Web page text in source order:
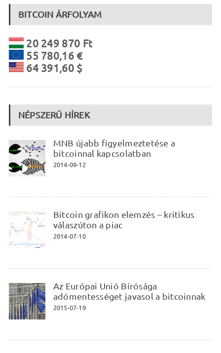
BITCOIN ÁRFOLYAM
20 249 870 Ft
55 780,16 €
64 391,60 $
NÉPSZERŰ HÍREK
MNB újabb figyelmeztetése a
bitcoinnal kapcsolatban
2014-09-12
Bitcoin grafikon elemzés – kritikus
válaszúton a piac
2014-07-10
Az Európai Unió Bírósága
adómentességet javasol a bitcoinnak
2015-07-19